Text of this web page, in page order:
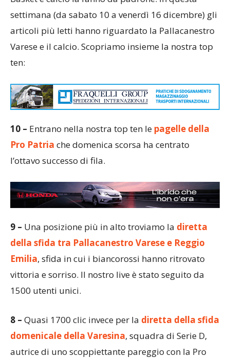
settimana (da sabato 10 a venerdì 16 dicembre) gli
articoli più letti hanno riguardato la Pallacanestro
Varese e il calcio. Scopriamo insieme la nostra top
ten:
10 – Entrano nella nostra top ten le pagelle della
Pro Patria che domenica scorsa ha centrato
l’ottavo successo di fila.
9 – Una posizione più in alto troviamo la diretta
della sfida tra Pallacanestro Varese e Reggio
Emilia, sfida in cui i biancorossi hanno ritrovato
vittoria e sorriso. Il nostro live è stato seguito da
1500 utenti unici.
8 – Quasi 1700 clic invece per la diretta della sfida
domenicale della Varesina, squadra di Serie D,
autrice di uno scoppiettante pareggio con la Pro